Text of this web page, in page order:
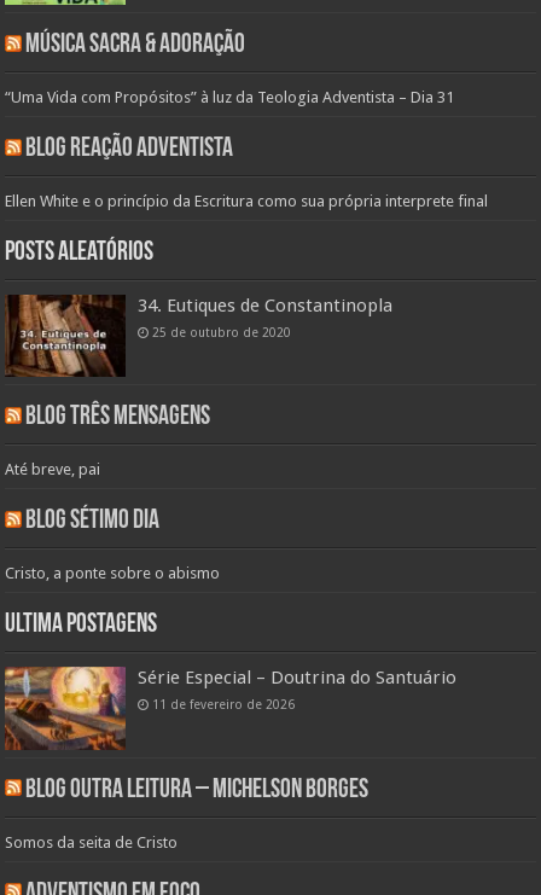
Música Sacra & Adoração
“Uma Vida com Propósitos” à luz da Teologia Adventista – Dia 31
Blog Reação Adventista
Ellen White e o princípio da Escritura como sua própria interprete final
Posts aleatórios
34. Eutiques de Constantinopla
25 de outubro de 2020
Blog Três Mensagens
Até breve, pai
Blog Sétimo Dia
Cristo, a ponte sobre o abismo
Ultima Postagens
Série Especial – Doutrina do Santuário
11 de fevereiro de 2026
Blog Outra Leitura – Michelson Borges
Somos da seita de Cristo